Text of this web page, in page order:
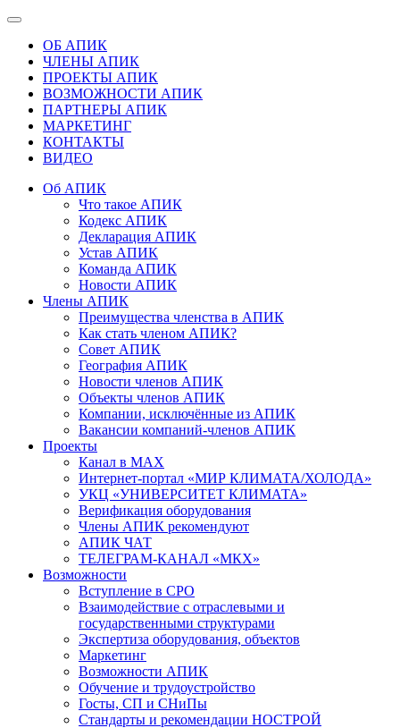
ОБ АПИК
ЧЛЕНЫ АПИК
ПРОЕКТЫ АПИК
ВОЗМОЖНОСТИ АПИК
ПАРТНЕРЫ АПИК
МАРКЕТИНГ
КОНТАКТЫ
ВИДЕО
Об АПИК
Что такое АПИК
Кодекс АПИК
Декларация АПИК
Устав АПИК
Команда АПИК
Новости АПИК
Члены АПИК
Преимущества членства в АПИК
Как стать членом АПИК?
Совет АПИК
География АПИК
Новости членов АПИК
Объекты членов АПИК
Компании, исключённые из АПИК
Вакансии компаний-членов АПИК
Проекты
Канал в MAX
Интернет-портал «МИР КЛИМАТА/ХОЛОДА»
УКЦ «УНИВЕРСИТЕТ КЛИМАТА»
Верификация оборудования
Члены АПИК рекомендуют
АПИК ЧАТ
ТЕЛЕГРАМ-КАНАЛ «МКХ»
Возможности
Вступление в СРО
Взаимодействие с отраслевыми и
государственными структурами
Экспертиза оборудования, объектов
Маркетинг
Возможности АПИК
Обучение и трудоустройство
Госты, СП и СНиПы
Стандарты и рекомендации НОСТРОЙ